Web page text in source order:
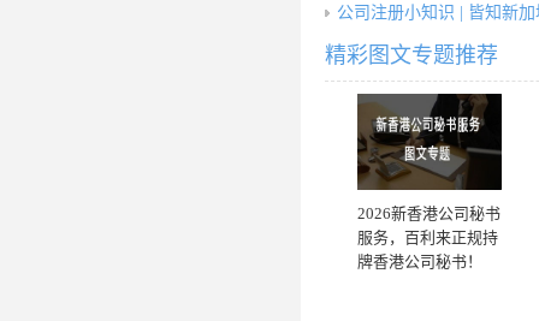
公司注册小知识 | 皆知新加
精彩图文专题推荐
2026新香港公司秘书
服务，百利来正规持
牌香港公司秘书！